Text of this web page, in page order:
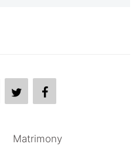
Matrimony